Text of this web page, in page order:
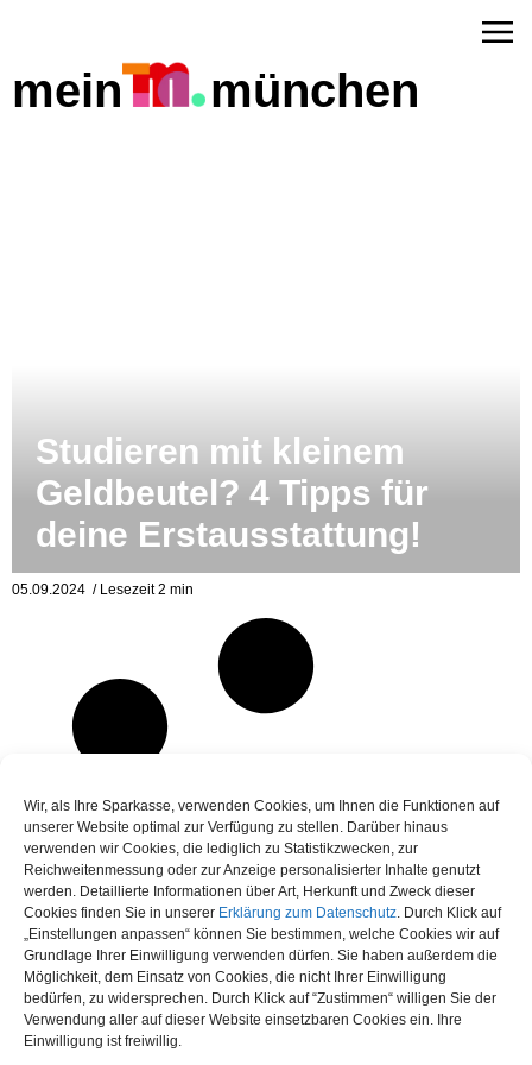
Wir, als Ihre Sparkasse, verwenden Cookies, um Ihnen die Funktionen auf
unserer Website optimal zur Verfügung zu stellen. Darüber hinaus
verwenden wir Cookies, die lediglich zu Statistikzwecken, zur
Reichweitenmessung oder zur Anzeige personalisierter Inhalte genutzt
werden. Detaillierte Informationen über Art, Herkunft und Zweck dieser
Cookies finden Sie in unserer Erklärung zum Datenschutz . Durch Klick auf
„Einstellungen anpassen“ können Sie bestimmen, welche Cookies wir auf
Grundlage Ihrer Einwilligung verwenden dürfen. Sie haben außerdem die
Möglichkeit, dem Einsatz von Cookies, die nicht Ihrer Einwilligung
bedürfen, zu widersprechen. Durch Klick auf “Zustimmen“ willigen Sie der
Verwendung aller auf dieser Website einsetzbaren Cookies ein. Ihre
Einwilligung ist freiwillig.
mein münchen
Studieren mit kleinem
Geldbeutel? 4 Tipps für
deine Erstausstattung!
05.09.2024 / Lesezeit 2 min